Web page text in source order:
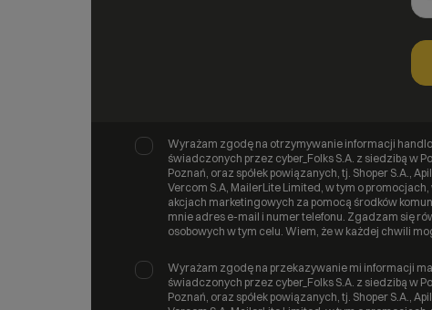
Wyrażam zgodę na otrzymywanie informacji
świadczonych przez cyber_Folks S.A. z siedzibą w
Poznań, oraz spółek powiązanych, tj. Shoper S.A.,
Vercom S.A, MailerLite Limited, w tym o
akcjach marketingowych za pomocą środków
mnie adres e-mail i numer telefonu. Zgadzam się
osobowych w tym celu. Wiem, że w każdej chwili
Wyrażam zgodę na przekazywanie mi informacji
świadczonych przez cyber_Folks S.A. z siedzibą w
Poznań, oraz spółek powiązanych, tj. Shoper S.A.,